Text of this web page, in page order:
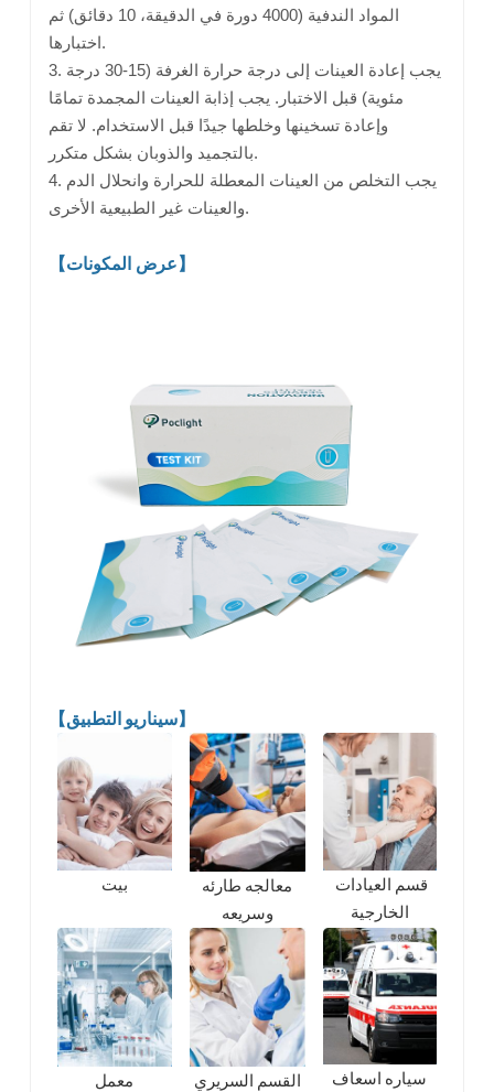
المواد الندفية (4000 دورة في الدقيقة، 10 دقائق) ثم
اختبارها.
3. يجب إعادة العينات إلى درجة حرارة الغرفة (15-30 درجة
مئوية) قبل الاختبار. يجب إذابة العينات المجمدة تمامًا
وإعادة تسخينها وخلطها جيدًا قبل الاستخدام. لا تقم
بالتجميد والذوبان بشكل متكرر.
4. يجب التخلص من العينات المعطلة للحرارة وانحلال الدم
والعينات غير الطبيعية الأخرى.
【عرض المكونات】
【سيناريو التطبيق】
بيت
معالجه طارئه
وسريعه
الخارجية
معمل القسم السريري سياره اسعاف